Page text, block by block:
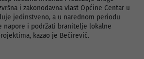
i zakonodavna vlast Općine Centar u
jedinstveno, a u narednom periodu
napore i podržati branitelje lokalne
kazao je Bećirević.